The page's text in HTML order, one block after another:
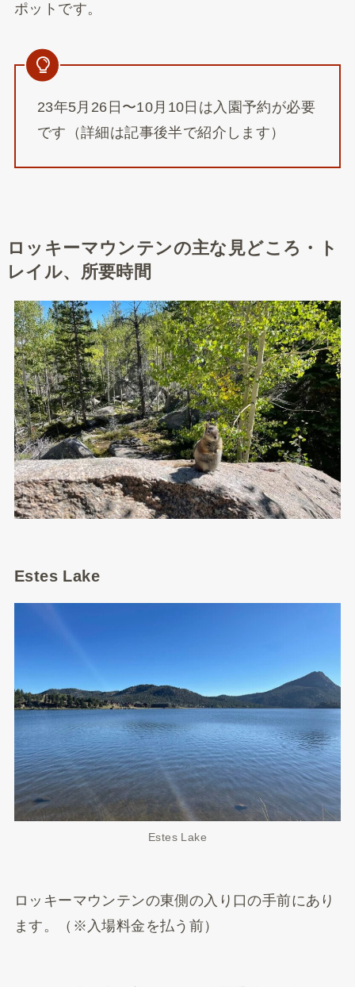
ポットです。
23年5月26日〜10月10日は入園予約が必要
です（詳細は記事後半で紹介します）
ロッキーマウンテンの主な見どころ・ト
レイル、所要時間
Estes Lake
Estes Lake
ロッキーマウンテンの東側の入り口の手前にあり
ます。（※入場料金を払う前）